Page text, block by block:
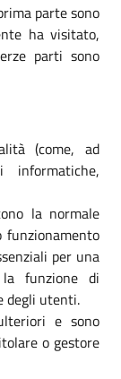
parte sono
ha visitato,
parti sono
(come, ad
informatiche,
la normale
per una
funzione di
degli utenti.
e sono
o gestore